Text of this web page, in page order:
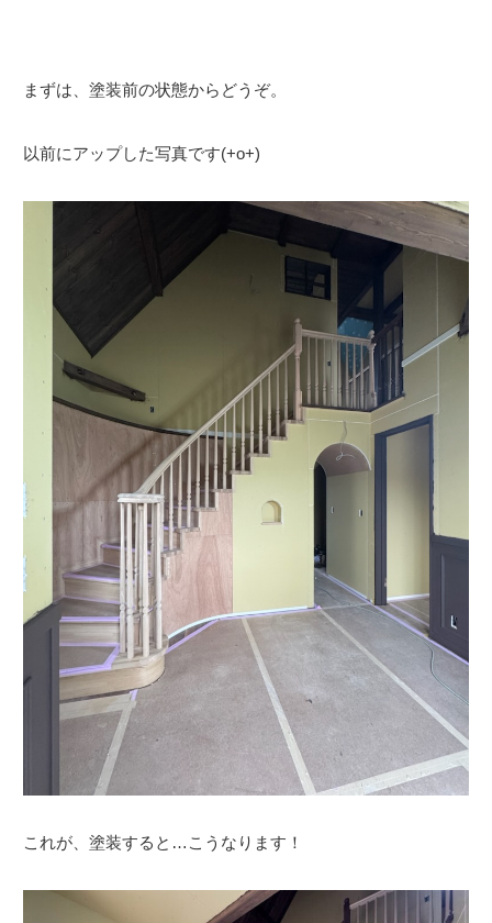
まずは、塗装前の状態からどうぞ。
以前にアップした写真です(+o+)
これが、塗装すると…こうなります！